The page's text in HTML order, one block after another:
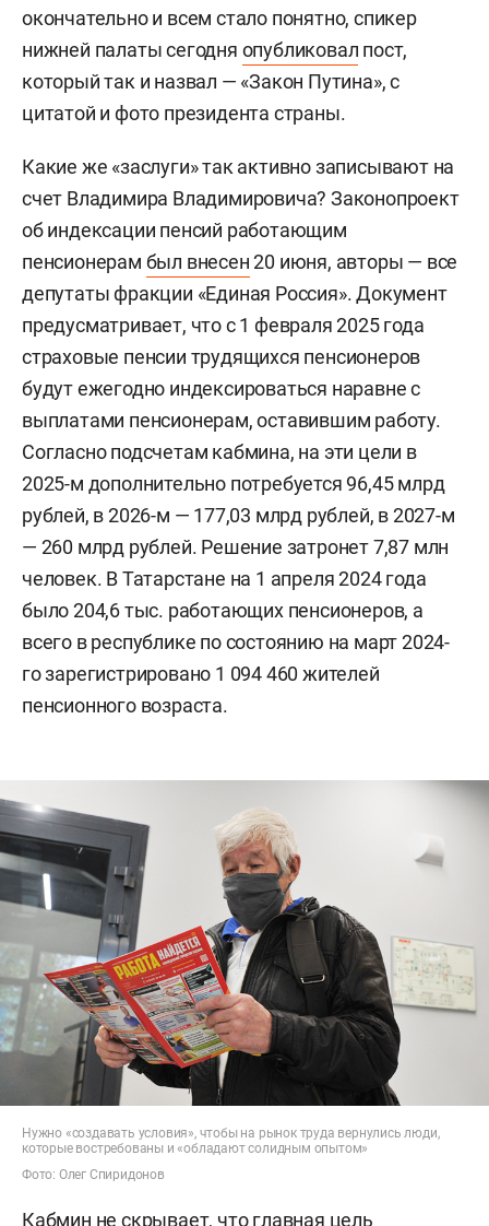
окончательно и всем стало понятно, спикер
нижней палаты сегодня опубликовал пост,
который так и назвал — «Закон Путина», с
цитатой и фото президента страны.
Какие же «заслуги» так активно записывают на
счет Владимира Владимировича? Законопроект
об индексации пенсий работающим
пенсионерам был внесен20 июня, авторы — все
депутаты фракции «Единая Россия». Документ
предусматривает, что с 1 февраля 2025 года
страховые пенсии трудящихся пенсионеров
будут ежегодно индексироваться наравне с
выплатами пенсионерам, оставившим работу.
Согласно подсчетам кабмина, на эти цели в
2025-м дополнительно потребуется 96,45 млрд
рублей, в 2026-м — 177,03 млрд рублей, в 2027-м
— 260 млрд рублей. Решение затронет 7,87 млн
человек. В Татарстане на 1 апреля 2024 года
было 204,6 тыс. работающих пенсионеров, а
всего в республике по состоянию на март 2024-
го зарегистрировано 1 094 460 жителей
пенсионного возраста.
Нужно «создавать условия», чтобы на рынок труда вернулись люди,
которые востребованы и «обладают солидным опытом»
Фото: Олег Спиридонов
Кабмин не скрывает, что главная цель